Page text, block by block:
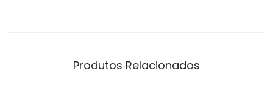
Produtos Relacionados